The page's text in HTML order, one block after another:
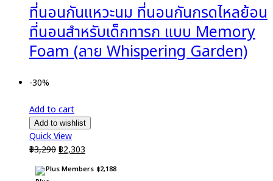
ที่นอนกันแหวะนม ที่นอนกันกรดไหลย้อน
ที่นอนสำหรับเด็กทารก แบบ Memory
Foam (ลาย Whispering Garden)
-30%
Add to cart
Add to wishlist
Quick View
฿3,290Original
฿2,303
Plus Members ฿2,188